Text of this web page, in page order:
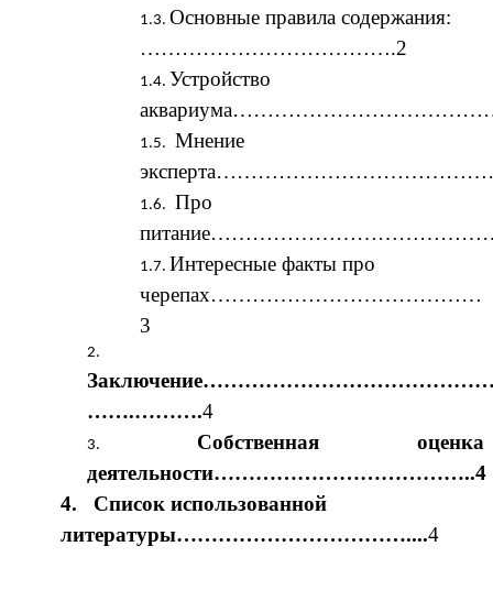
Основные правила содержания:
……………………………….2
Устройство
Мнение
Про
Интересные факты про
черепах…………………………………
3
…….……….4
Собственная оценка
деятельности………………………………..4
4. Список использованной
литературы……………………………....4